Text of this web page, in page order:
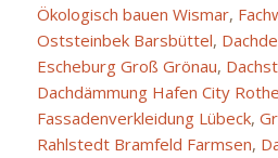
Ökologisch bauen Wismar,
Oststeinbek Barsbüttel,
Escheburg Groß Grönau,
Dachdämmung Hafen City
Fassadenverkleidung Lübeck,
Rahlstedt Bramfeld Farmsen,